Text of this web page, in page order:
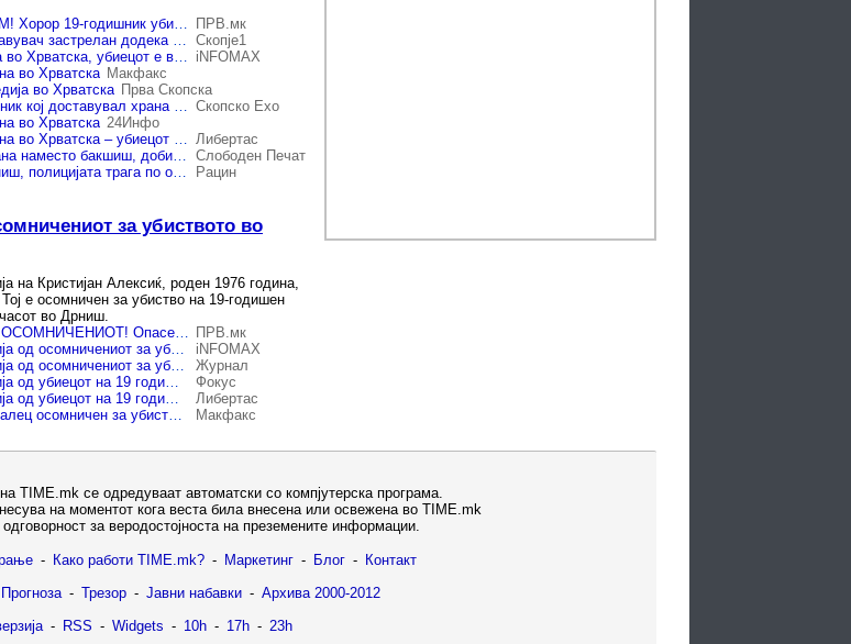
ДОСТАВИЛ ХРАНА, А ДОБИЛ КУРШУМ! Хорор 19-годишник убиен пред куќа - Еве ги деталите
ПРВ.мк
Убиство во Хрватска: 19-годишен доставувач застрелан додека носел храна Скопје1
Убиен 19-годишен доставувач на храна во Хрватска, убиецот е во бегство iNFOMAX
во Хрватска Макфакс
во Хрватска Прва Скопска
Убиство ја потресе Хрватска: 19-годишник кој доставувал храна е убиен од 50-годишник, се трага по убиецот Скопско Ехо
во Хрватска 24Инфо
Убиен е 19-годишен доставувач на храна во Хрватска – убиецот е во бегство Либертас
Драма во Хрватска: Доставувач на храна наместо бакшиш, добил куршум и починал Слободен Печат
Доставувач на храна застрелан во Дрниш, полицијата трага по осомничениот
Рацин
за убиството во
на Кристијан Алексиќ, роден 1976 година,
е осомничен за убиство на 19-годишен
во Дрниш.
ПОЛИЦИЈАТА ГО ОБЈАВИ ЛИКОТ НА ОСОМНИЧЕНИОТ! Опасен бегалец во голема потера - Не му се приближувајте ако го видите ПРВ.мк
Хрватската полиција објави фотографија од осомничениот за убиството на 19 годишниот доставувач на пица
iNFOMAX
Хрватската полиција објави фотографија од осомничениот за убиството на 19 годишниот доставувач на пица
Журнал
Хрватската полиција објави фотографија од убиецот на 19 годишниот доставувач на пица
Фокус
Хрватската полиција објави фотографија од убиецот на 19 годишниот доставувач на пица
Либертас
Објавена фотографија од опасниот бегалец осомничен за убиството за доставувачот на пица
Макфакс
TIME.mk се одредуваат автоматски со компјутерска програма.
на моментот кога веста била внесена или освежена во TIME.mk
за веродостојноста на преземените информации.
- Како работи TIME.mk? - Маркетинг - Блог - Контакт
Прогноза - Трезор - Јавни набавки - Архива 2000-2012
- RSS - Widgets - 10h - 17h - 23h